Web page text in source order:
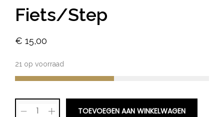
Fiets/Step
€ 15,00
21 op voorraad
TOEVOEGEN AAN WINKELWAGEN